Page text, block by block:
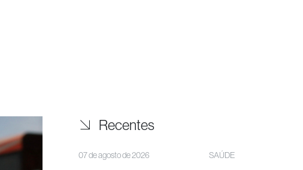
Recentes
07 de agosto de 2026 SAÚDE